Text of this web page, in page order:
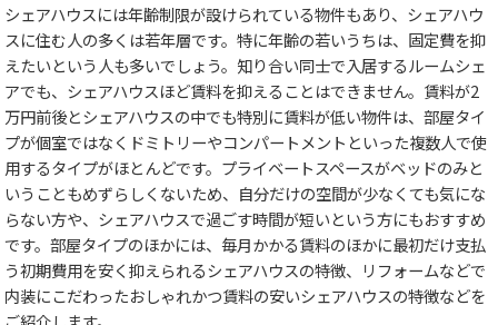
シェアハウスには年齢制限が設けられている物件もあり、シェアハウ
スに住む人の多くは若年層です。特に年齢の若いうちは、固定費を抑
えたいという人も多いでしょう。知り合い同士で入居するルームシェ
アでも、シェアハウスほど賃料を抑えることはできません。賃料が2
万円前後とシェアハウスの中でも特別に賃料が低い物件は、部屋タイ
プが個室ではなくドミトリーやコンパートメントといった複数人で使
用するタイプがほとんどです。プライベートスペースがベッドのみと
いうこともめずらしくないため、自分だけの空間が少なくても気にな
らない方や、シェアハウスで過ごす時間が短いという方にもおすすめ
です。部屋タイプのほかには、毎月かかる賃料のほかに最初だけ支払
う初期費用を安く抑えられるシェアハウスの特徴、リフォームなどで
内装にこだわったおしゃれかつ賃料の安いシェアハウスの特徴などを